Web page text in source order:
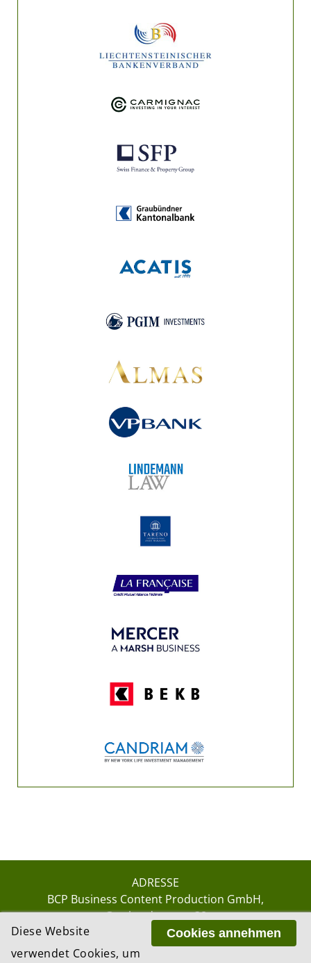
ADRESSE
BCP Business Content Production GmbH
Gotthardstrasse 38
8002 ZürichCookies annehmen
Diese Website
verwendet Cookies, um